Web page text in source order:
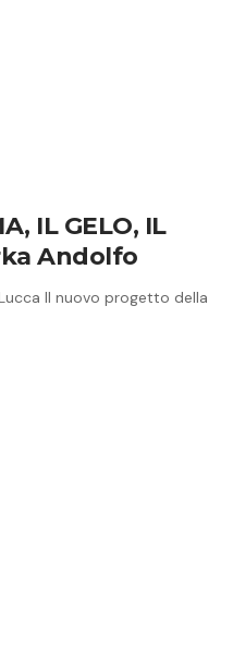
IL GELO, IL
Andolfo
Il nuovo progetto della